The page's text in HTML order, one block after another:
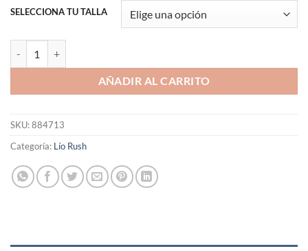
SELECCIONA TU TALLA
AÑADIR AL CARRITO
SKU:884713
Categoría: Lío Rush